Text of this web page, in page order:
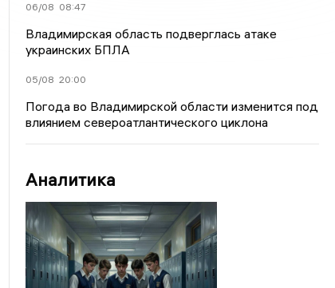
06/08 08:47
Владимирская область подверглась атаке
украинских БПЛА
05/08 20:00
Погода во Владимирской области изменится под
влиянием североатлантического циклона
Аналитика